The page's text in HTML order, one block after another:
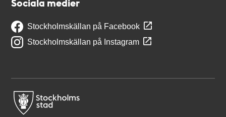
Sociala medier
Stockholmskällan på Facebook
Stockholmskällan på Instagram